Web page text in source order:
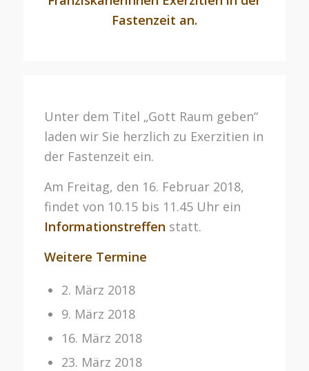
Fastenzeit an.
Unter dem Titel „Gott Raum geben“
laden wir Sie herzlich zu Exerzitien in
der Fastenzeit ein.
Am Freitag, den 16. Februar 2018,
findet von 10.15 bis 11.45 Uhr ein
Informationstreffen statt.
Weitere Termine
2. März 2018
9. März 2018
16. März 2018
23. März 2018